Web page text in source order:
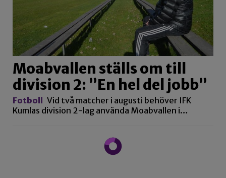
Moabvallen ställs om till
division 2: ”En hel del jobb”
Fotboll
Vid två matcher i augusti behöver IFK
Kumlas division 2-lag använda Moabvallen i…